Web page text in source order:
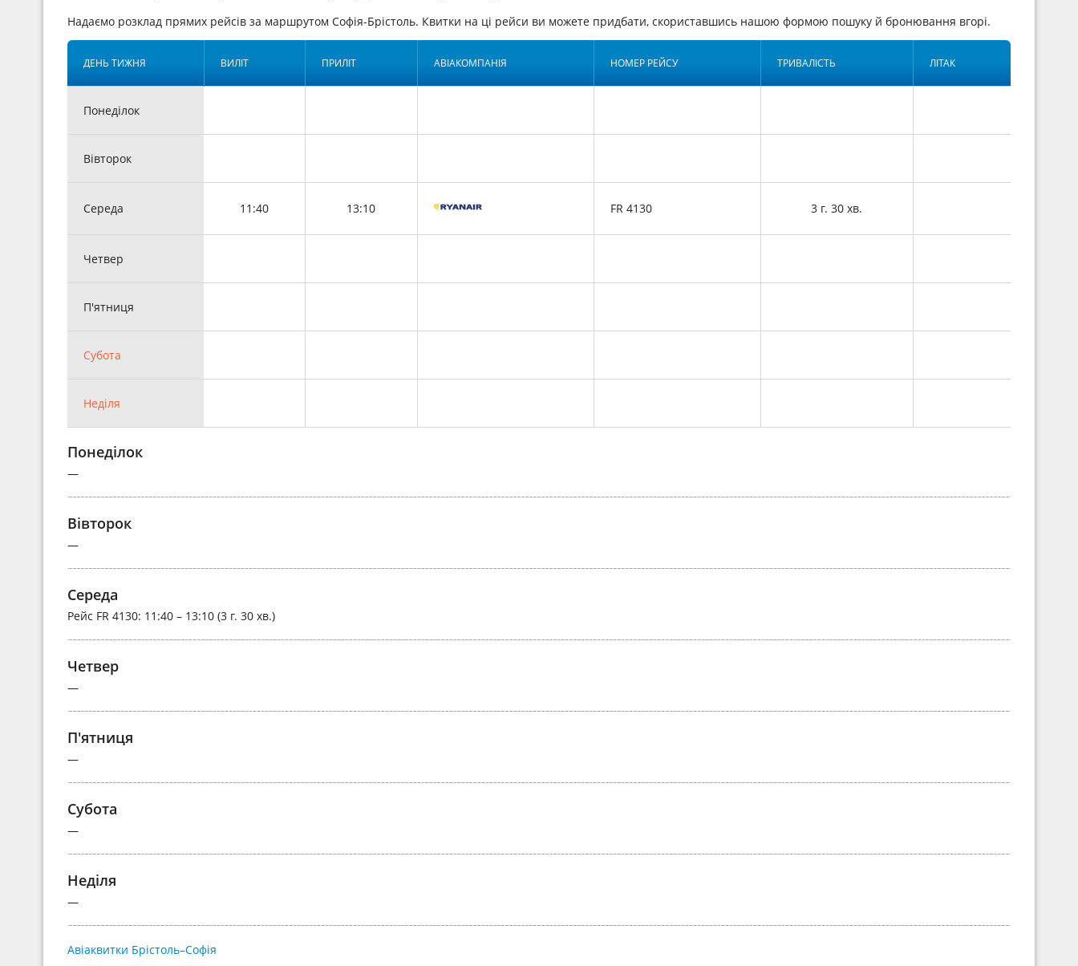
Надаємо розклад прямих рейсів за маршрутом Софія-Брістоль. Квитки на ці рейси ви можете придбати, скориставшись нашою формою пошуку й бронювання вгорі.
ДЕНЬ ТИЖНЯ ВИЛІТ ПРИЛІТ АВІАКОМПАНІЯ НОМЕР РЕЙСУ ТРИВАЛІСТЬ ЛІТАК
Понеділок
Вівторок
Середа 11:40 13:10 FR 4130 3 г. 30 хв.
Четвер
П'ятниця
Субота
Неділя
Понеділок
—
Вівторок
—
Середа
Рейс FR 4130: 11:40 – 13:10 (3 г. 30 хв.)
Четвер
—
П'ятниця
—
Субота
—
Неділя
—
Авіаквитки Брістоль–Софія